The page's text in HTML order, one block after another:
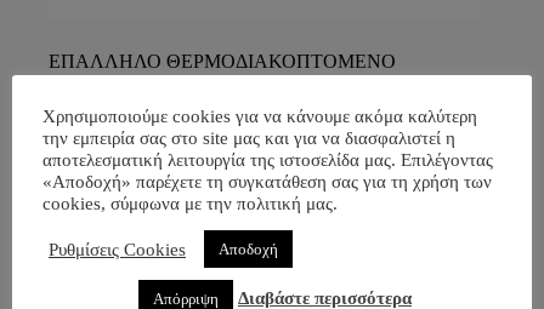
ΕΠΑΛΛΗΛΟ ΘΕΡΜΟΔΙΑΚΟΠΤΟΜΕΝΟ
Sliding Windows,WINDOWS,ΠΑΡΑΘΥΡΑ,
ΠΡΟΪΟΝΤΑ ,Συρόμενα Παράθυρα
Διαβάστε περισσότερα
Χρησιμοποιούμε cookies για να κάνουμε ακόμα καλύτερη
την εμπειρία σας στο site μας και για να διασφαλιστεί η
αποτελεσματική λειτουργία της ιστοσελίδα μας. Επιλέγοντας
«Αποδοχή» παρέχετε τη συγκατάθεση σας για τη χρήση των
cookies, σύμφωνα με την πολιτική μας.
Ρυθμίσεις Cookies Αποδοχή
Απόρριψη Διαβάστε περισσότερα